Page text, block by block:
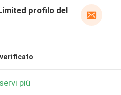
profilo del
più